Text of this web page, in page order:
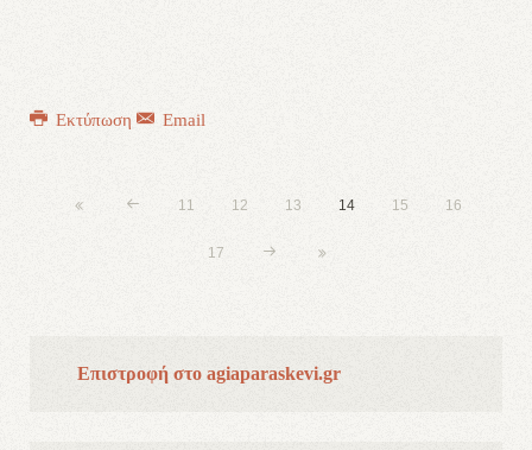
Εκτύπωση Email
11 12 13 14 15 16
17
Επιστροφή στο agiaparaskevi.gr